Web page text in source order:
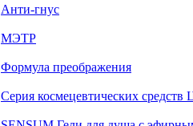
Анти-гнус
МЭТР
Формула преображения
Серия космецевтических средств